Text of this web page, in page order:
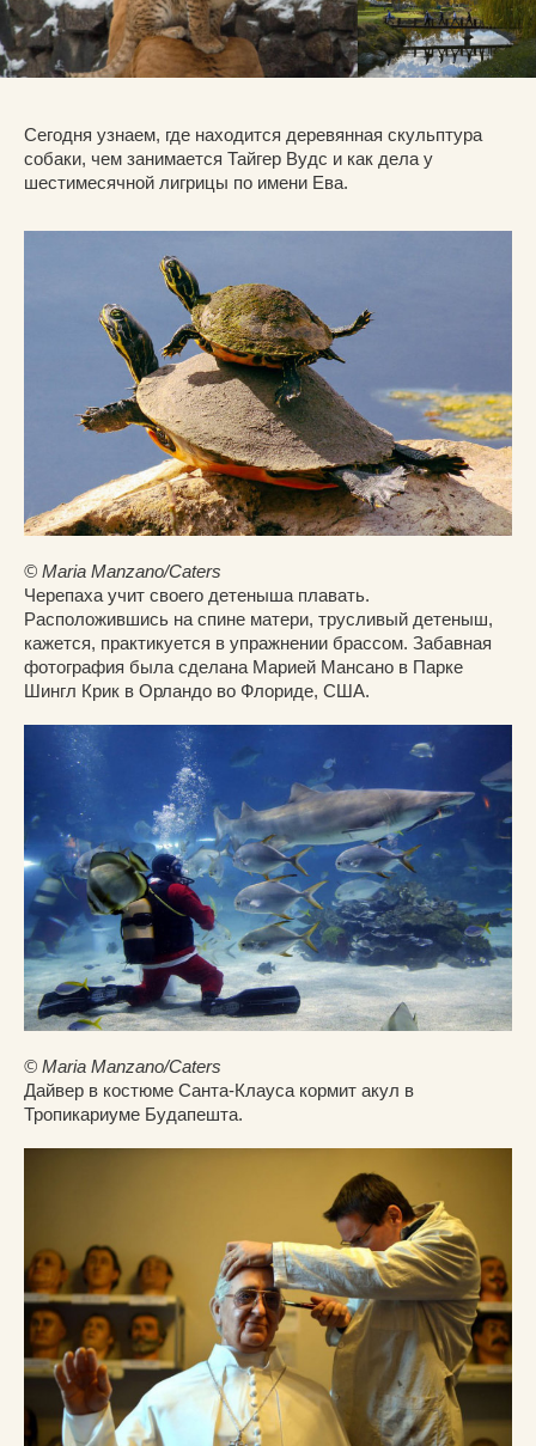
Сегодня узнаем, где находится деревянная скульптура
собаки, чем занимается Тайгер Вудс и как дела у
шестимесячной лигрицы по имени Ева.
© Maria Manzano/Caters
Черепаха учит своего детеныша плавать.
Расположившись на спине матери, трусливый детеныш,
кажется, практикуется в упражнении брассом. Забавная
фотография была сделана Марией Мансано в Парке
Шингл Крик в Орландо во Флориде, США.
© Maria Manzano/Caters
Дайвер в костюме Санта-Клауса кормит акул в
Тропикариуме Будапешта.